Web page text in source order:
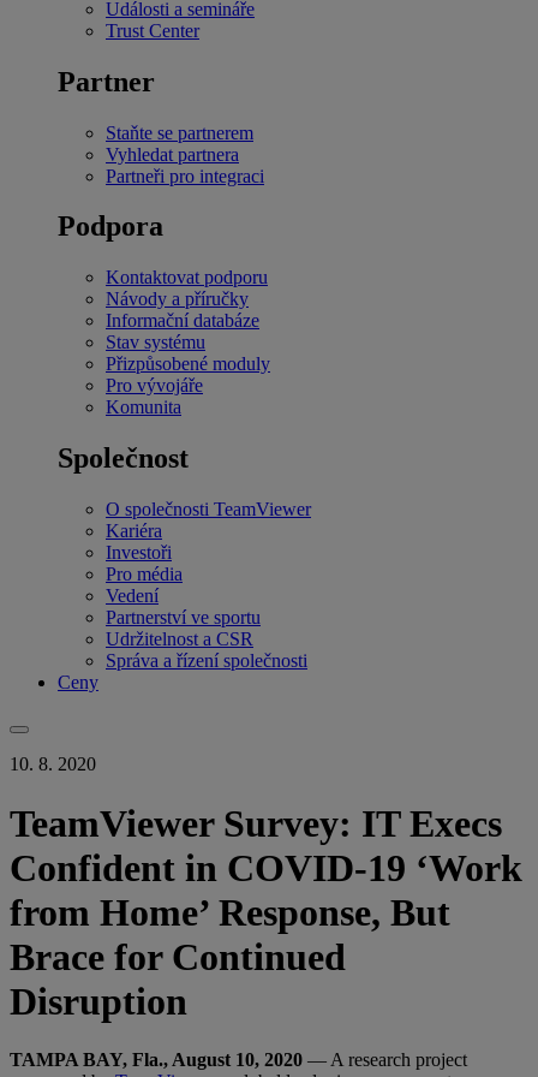
Události a semináře
Trust Center
Partner
Staňte se partnerem
Vyhledat partnera
Partneři pro integraci
Podpora
Kontaktovat podporu
Návody a příručky
Informační databáze
Stav systému
Přizpůsobené moduly
Pro vývojáře
Komunita
Společnost
O společnosti TeamViewer
Kariéra
Investoři
Pro média
Vedení
Partnerství ve sportu
Udržitelnost a CSR
Správa a řízení společnosti
Ceny
10. 8. 2020
TeamViewer Survey: IT Execs
Confident in COVID-19 ‘Work
from Home’ Response, But
Brace for Continued
Disruption
TAMPA BAY, Fla., August 10, 2020 — A research project